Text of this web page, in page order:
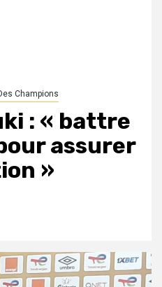
Champions
: « battre
assurer
»